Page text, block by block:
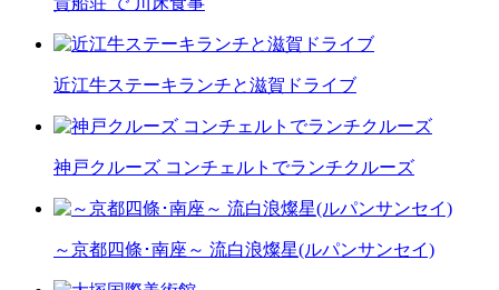
近江牛ステーキランチと滋賀ドライブ
神戸クルーズ コンチェルトでランチクルーズ
～京都四條･南座～ 流白浪燦星(ルパンサンセイ)